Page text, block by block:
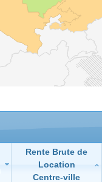
Rente Brute de
Location
Centre-ville